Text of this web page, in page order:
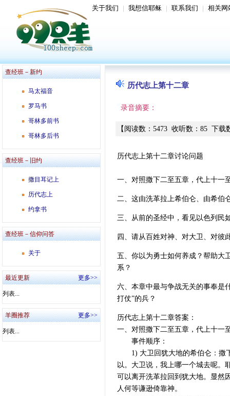
关于我们 | 我想信耶稣 | 联系我们 | 相关网
查经班－新约
马太福音
罗马书
哥林多前书
哥林多后书
查经班－旧约
撒目耳记上
历代志上
约拿书
查经班－信仰问答
关于
最近更新 更多>>
列表...
羊圈推荐 更多>>
列表...
历代志上第十二章
录音摘要：
【 阅读数 ： 5473 收听数 ： 85 下载
历代志上第十二章讨论问题
一、对照撒下二至五章，代上十一
二、这由洗革拉上希伯仑、由希伯
三、从前的圣经中，看见以色列民
四、请从百姓对神、对大卫、对彼
五、你以为勇士如何养成？帮助大
系？
六、本章中最与争战无关的事奉是
打仗”的兵？
历代志上第十二章答案：
一、对照撒下二至五章，代上十一
事件顺序：
1) 大卫回犹大地的希伯仑：撒下
以。大卫说，我上哪一个城去呢。
可以离开洗革拉回到犹大地。显然
人何等谦逊倚靠神。